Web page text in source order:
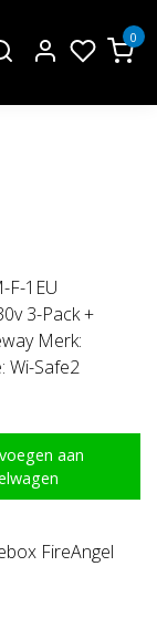
0
F-1EU
3-Pack +
Merk:
Wi-Safe2
aan
FireAngel